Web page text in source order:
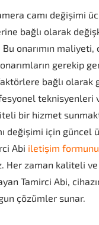
camı değişimi
bağlı olarak
onarımın maliyeti,
gerekip
bağlı olarak
teknisyenleri
bir hizmet
değişimi için güncel
Abi iletişim formunu
Her zaman kaliteli
Tamirci Abi,
çözümler sunar.